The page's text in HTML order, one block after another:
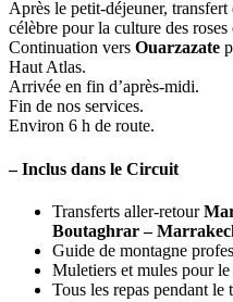
Après le petit-déjeuner,
célèbre pour la culture des
Continuation vers Ouarzazate
Haut Atlas.
Arrivée en fin d’après-midi.
Fin de nos services.
Environ 6 h de route.
–Inclus dans le Circuit
Transferts aller-retour
Boutaghrar –
Guide de montagne
Muletiers et mules pour le
Tous les repas pendant le